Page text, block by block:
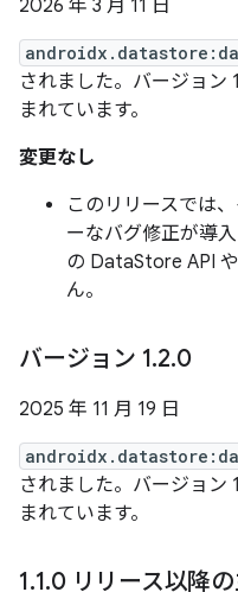
2026 年 3 月 11 日
されました。バージョン
まれています。
変更なし
このリリースでは
ーなバグ修正が導
の DataStore API
ん。
バージョン 1.2.0
2025 年 11 月 19 日
されました。バージョン
まれています。
1.1.0 リリース以降